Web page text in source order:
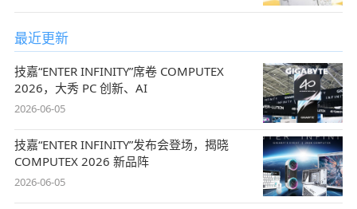
最近更新
技嘉“ENTER INFINITY”席卷 COMPUTEX
2026，大秀 PC 创新、AI
2026-06-05
技嘉“ENTER INFINITY”发布会登场，揭晓
COMPUTEX 2026 新品阵
2026-06-05